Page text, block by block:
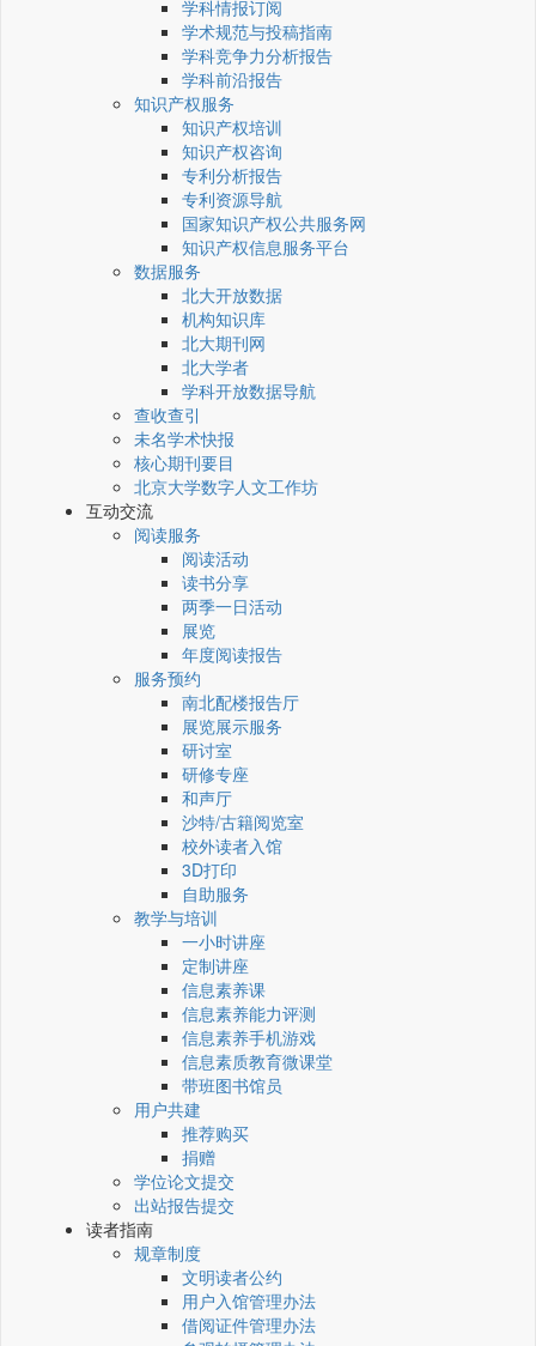
学科情报订阅
学术规范与投稿指南
学科竞争力分析报告
学科前沿报告
知识产权服务
知识产权培训
知识产权咨询
专利分析报告
专利资源导航
国家知识产权公共服务网
知识产权信息服务平台
数据服务
北大开放数据
机构知识库
北大期刊网
北大学者
学科开放数据导航
查收查引
未名学术快报
核心期刊要目
北京大学数字人文工作坊
互动交流
阅读服务
阅读活动
读书分享
两季一日活动
展览
年度阅读报告
服务预约
南北配楼报告厅
展览展示服务
研讨室
研修专座
和声厅
沙特/古籍阅览室
校外读者入馆
3D打印
自助服务
教学与培训
一小时讲座
定制讲座
信息素养课
信息素养能力评测
信息素养手机游戏
信息素质教育微课堂
带班图书馆员
用户共建
推荐购买
捐赠
学位论文提交
出站报告提交
读者指南
规章制度
文明读者公约
用户入馆管理办法
借阅证件管理办法